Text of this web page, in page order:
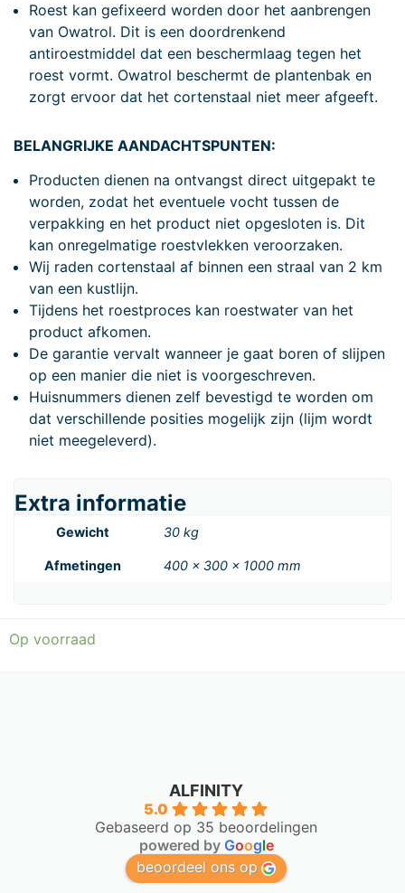
Roest kan gefixeerd worden door het aanbrengen
van Owatrol. Dit is een doordrenkend
antiroestmiddel dat een beschermlaag tegen het
roest vormt. Owatrol beschermt de plantenbak en
zorgt ervoor dat het cortenstaal niet meer afgeeft.
BELANGRIJKE AANDACHTSPUNTEN:
Producten dienen na ontvangst direct uitgepakt te
worden, zodat het eventuele vocht tussen de
verpakking en het product niet opgesloten is. Dit
kan onregelmatige roestvlekken veroorzaken.
Wij raden cortenstaal af binnen een straal van 2 km
van een kustlijn.
Tijdens het roestproces kan roestwater van het
product afkomen.
De garantie vervalt wanneer je gaat boren of slijpen
op een manier die niet is voorgeschreven.
Huisnummers dienen zelf bevestigd te worden om
dat verschillende posities mogelijk zijn (lijm wordt
niet meegeleverd).
Extra informatie
Gewicht 30 kg
Afmetingen 400 × 300 × 1000 mm
Op voorraad
ALFINITY
5.0
Gebaseerd op 35 beoordelingen
powered by Google
beoordeel ons op